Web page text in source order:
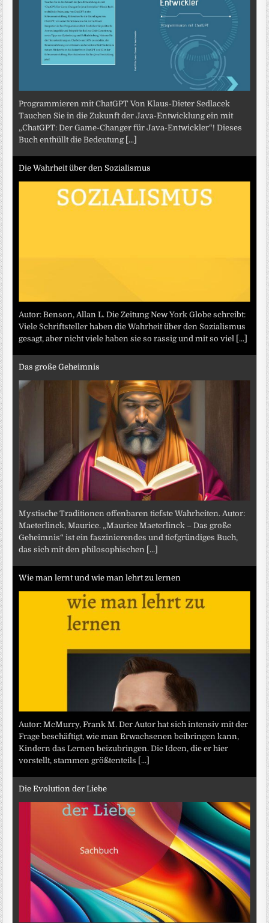
Programmieren mit ChatGPT Von Klaus-Dieter Sedlacek
Tauchen Sie in die Zukunft der Java-Entwicklung ein mit
„ChatGPT: Der Game-Changer für Java-Entwickler“! Dieses
Buch enthüllt die Bedeutung [...]
Die Wahrheit über den Sozialismus
Autor: Benson, Allan L. Die Zeitung New York Globe schreibt:
Viele Schriftsteller haben die Wahrheit über den Sozialismus
gesagt, aber nicht viele haben sie so rassig und mit so viel [...]
Das große Geheimnis
Mystische Traditionen offenbaren tiefste Wahrheiten. Autor:
Maeterlinck, Maurice. „Maurice Maeterlinck – Das große
Geheimnis“ ist ein faszinierendes und tiefgründiges Buch,
das sich mit den philosophischen [...]
Wie man lernt und wie man lehrt zu lernen
Autor: McMurry, Frank M. Der Autor hat sich intensiv mit der
Frage beschäftigt, wie man Erwachsenen beibringen kann,
Kindern das Lernen beizubringen. Die Ideen, die er hier
vorstellt, stammen größtenteils [...]
Die Evolution der Liebe